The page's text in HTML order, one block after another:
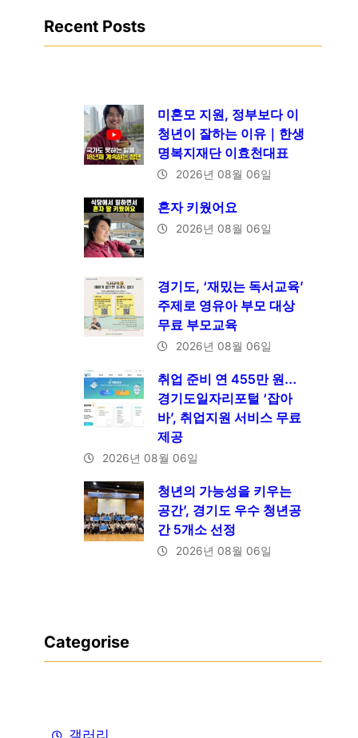
Recent Posts
미혼모 지원, 정부보다 이
청년이 잘하는 이유｜한생
명복지재단 이효천대표
2026년 08월 06일
혼자 키웠어요
2026년 08월 06일
경기도, ‘재밌는 독서교육’
주제로 영유아 부모 대상
무료 부모교육
2026년 08월 06일
취업 준비 연 455만 원…
경기도일자리포털 ‘잡아
바’, 취업지원 서비스 무료
제공
2026년 08월 06일
청년의 가능성을 키우는
공간’, 경기도 우수 청년공
간 5개소 선정
2026년 08월 06일
Categorise